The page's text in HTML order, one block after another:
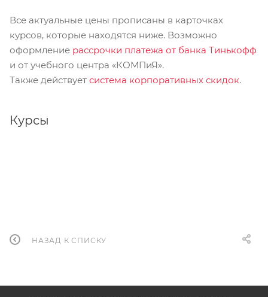
Все актуальные цены прописаны в карточках
курсов, которые находятся ниже. Возможно
оформление рассрочки платежа от банка Тинькофф
и от учебного центра «КОМПиЯ».
Также действует система корпоративных скидок.
Курсы
НАЗАД К СПИСКУ